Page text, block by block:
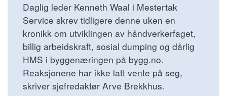
Daglig leder Kenneth Waal i Mestertak
Service skrev tidligere denne uken en
kronikk om utviklingen av håndverkerfaget,
billig arbeidskraft, sosial dumping og dårlig
HMS i byggenæringen på bygg.no.
Reaksjonene har ikke latt vente på seg,
skriver sjefredaktør Arve Brekkhus.